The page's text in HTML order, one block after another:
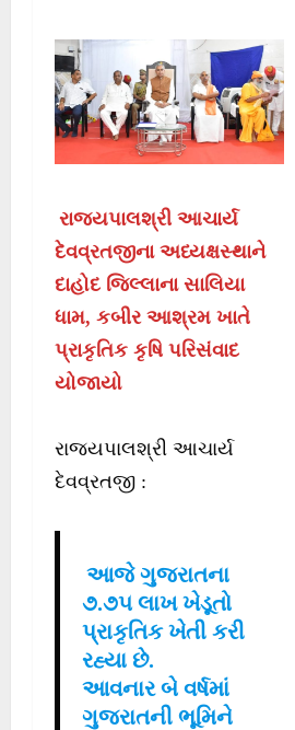
રાજ્યપાલશ્રી આચાર્ય
દેવવ્રતજીના અધ્યક્ષસ્થાને
દાહોદ જિલ્લાના સાલિયા
ધામ, કબીર આશ્રમ ખાતે
પ્રાકૃતિક કૃષિ પરિસંવાદ
યોજાયો
રાજ્યપાલશ્રી આચાર્ય
દેવવ્રતજી :
આજે ગુજરાતના
૭.૭૫ લાખ ખેડૂતો
પ્રાકૃતિક ખેતી કરી
રહ્યા છે.
આવનાર બે વર્ષમાં
ગુજરાતની ભૂમિને